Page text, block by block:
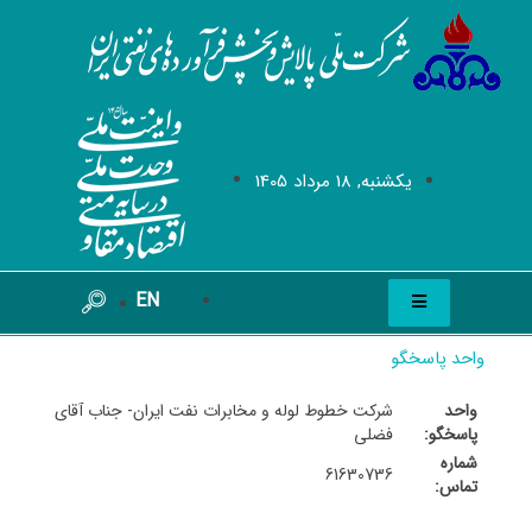
يکشنبه, 18 مرداد 1405
EN
واحد پاسخگو
واحد
پاسخگو:
شرکت خطوط لوله و مخابرات نفت ایران- جناب آقای
فضلی
شماره
تماس:
61630736